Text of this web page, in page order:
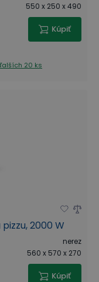
550 x 250 x 490
Kúpiť
20 ks
2000 W
nerez
560 x 570 x 270
Kúpiť